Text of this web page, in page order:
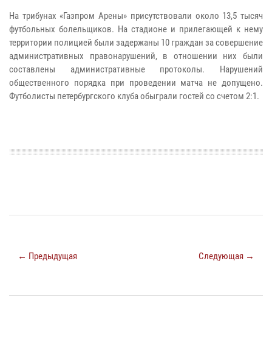
На трибунах «Газпром Арены» присутствовали около 13,5 тысяч
футбольных болельщиков. На стадионе и прилегающей к нему
территории полицией были задержаны 10 граждан за совершение
административных правонарушений, в отношении них были
составлены административные протоколы. Нарушений
общественного порядка при проведении матча не допущено.
Футболисты петербургского клуба обыграли гостей со счетом 2:1.
← Предыдущая Следующая →